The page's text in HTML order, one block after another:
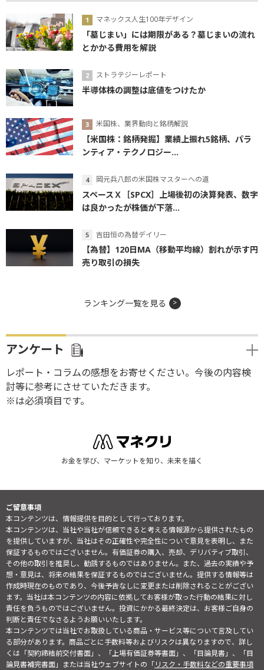
マネックス人生100年デザイン
「墓じまい」には期限がある？墓じまいの流れ
とかかる費用を解説
ストラテジーレポート
半導体株の調整は底値をつけたか
米国株、業界動向と銘柄解説
【米国株：銘柄発掘】業績上振れ5銘柄、パラ
ンティア・テクノロジー...
岡元兵八郎の米国株マスターへの道
スペースＸ［SPCX］上場後初の決算発表、数字
は良かったが株価が下落...
吉田恒の為替デイリー
【為替】120日MA（移動平均線）割れが示す円
売り取引の損失
ランキング一覧を見る
アンケート
レポート・コラムの感想をお寄せください。今後の内容検
討等に参考にさせていただきます。
※は必須項目です。
お金を学び、マーケットを知り、未来を描く
ご留意事項
本コンテンツは、情報提供を目的として行っております。
本コンテンツは、当社や当社が信頼できると考える情報源から提供されたもの
を提供していますが、当社はその正確性や完全性について意見を表明し、また
保証するものではございません。有価証券の購入、売却、デリバティブ取引、
その他の取引を推奨し、勧誘するものではありません。また、過去の実績や予
想・意見は、将来の結果を保証するものではございません。提供する情報等は
作成時現在のものであり、今後予告なしに変更または削除されることがござい
ます。当社は本コンテンツの内容に依拠してお客様が取った行動の結果に対し
責任を負うものではございません。投資にかかる最終決定は、お客様ご自身の
判断と責任でなさるようお願いいたします。
本コンテンツでは当社でお取扱している商品・サービス等について言及してい
る部分があります。商品ごとに手数料等およびリスクは異なりますので、詳し
くは「契約締結前交付書面」、「上場有価証券等書面」、「目論見書」、「目
論見書補完書面」または当社ウェブサイトの「リスク・手数料などの重要事項